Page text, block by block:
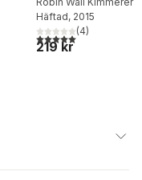
Häftad, 2015
5,0utav 5 stjärnor.
(4)
219 kr